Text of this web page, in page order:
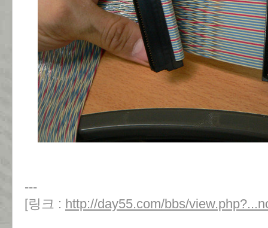
---
[링크 : http://day55.com/bbs/